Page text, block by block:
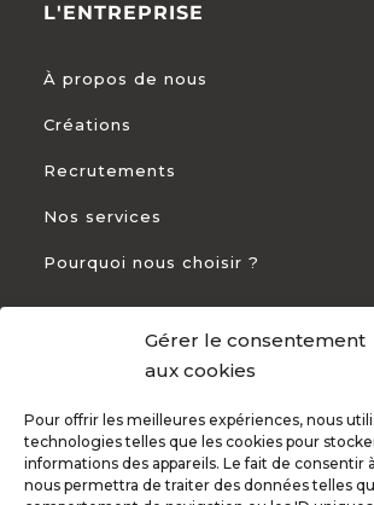
Gérer le consentement
aux cookies
Pour offrir les meilleures expériences, nous
technologies telles que les cookies pour
informations des appareils. Le fait de consentir
nous permettra de traiter des données telles
L'ENTREPRISE
À propos de nous
Créations
Recrutements
Nos services
Pourquoi nous choisir ?
CONTACT
 +33 5 54 54 93 94
 82 Rte de Bayonne 31300